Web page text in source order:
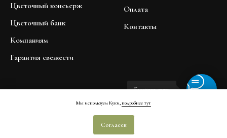
Быстрая связь
Мы используем Куки,подробнее тут
Согласен
Цветочный консьерж
Цветочный банк
Компаниям
Гарантия свежести
Оплата
Контакты
Договор публичной оферты
Политика обработки персональных данных